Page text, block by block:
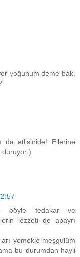
yoğunum deme bak,
da etlisinide! Ellerine
duruyor:)
böyle fedakar ve
lezzeti de apayrı
yemekle meşgulüm
bu durumdan hayli